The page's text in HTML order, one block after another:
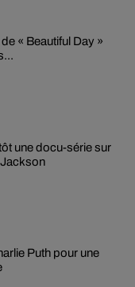
« Beautiful Day »
une docu-série sur
Jackson
Puth pour une